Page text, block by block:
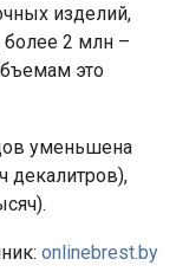
изделий,
более 2 млн –
это
уменьшена
декалитров),
onlinebrest.by